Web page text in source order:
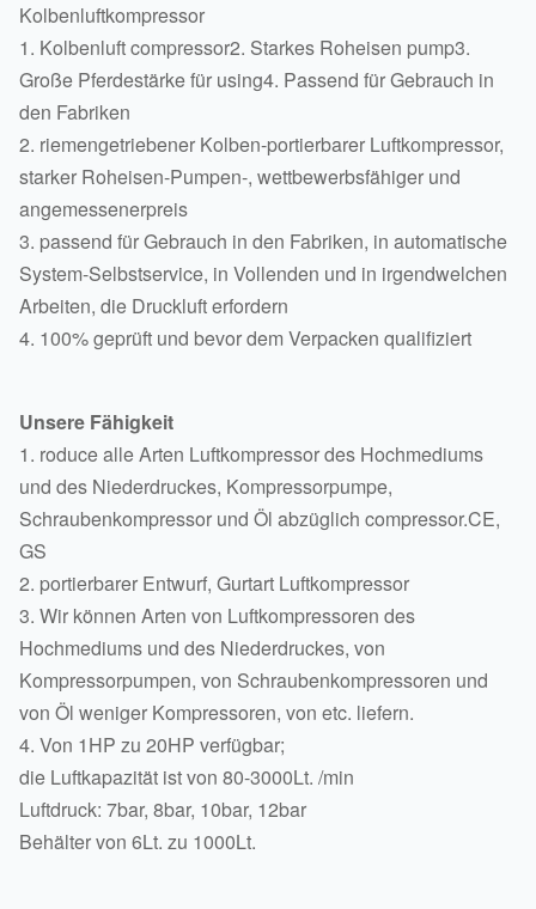
Kolbenluftkompressor
1. Kolbenluft compressor2. Starkes Roheisen pump3.
Große Pferdestärke für using4. Passend für Gebrauch in
den Fabriken
2. riemengetriebener Kolben-portierbarer Luftkompressor,
starker Roheisen-Pumpen-, wettbewerbsfähiger und
angemessenerpreis
3. passend für Gebrauch in den Fabriken, in automatische
System-Selbstservice, in Vollenden und in irgendwelchen
Arbeiten, die Druckluft erfordern
4. 100% geprüft und bevor dem Verpacken qualifiziert
Unsere Fähigkeit
1. roduce alle Arten Luftkompressor des Hochmediums
und des Niederdruckes, Kompressorpumpe,
Schraubenkompressor und Öl abzüglich compressor.CE,
GS
2. portierbarer Entwurf, Gurtart Luftkompressor
3. Wir können Arten von Luftkompressoren des
Hochmediums und des Niederdruckes, von
Kompressorpumpen, von Schraubenkompressoren und
von Öl weniger Kompressoren, von etc. liefern.
4. Von 1HP zu 20HP verfügbar;
die Luftkapazität ist von 80-3000Lt. /min
Luftdruck: 7bar, 8bar, 10bar, 12bar
Behälter von 6Lt. zu 1000Lt.